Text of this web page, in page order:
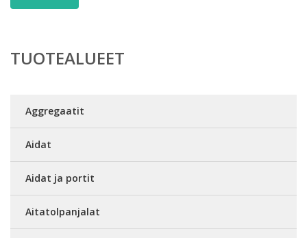
TUOTEALUEET
Aggregaatit
Aidat
Aidat ja portit
Aitatolpanjalat